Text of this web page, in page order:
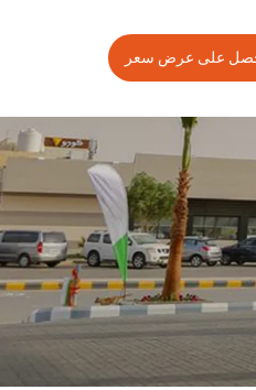
على عرض سعر